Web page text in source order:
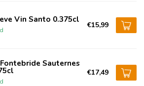
Vin Santo 0.375cl
€15,99
Sauternes
€17,49